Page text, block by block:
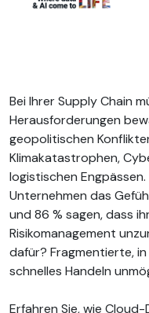
Bei Ihrer Supply Chain
Herausforderungen
geopolitischen
Klimakatastrophen,
logistischen
Unternehmen das
und 86 % sagen, dass
Risikomanagement
dafür? Fragmentierte,
schnelles Handeln
Erfahren Sie, wie